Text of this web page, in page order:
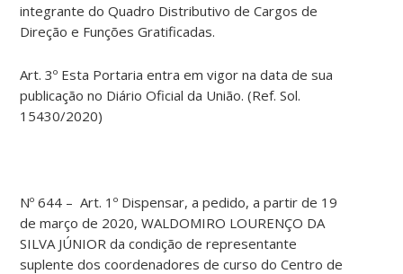
integrante do Quadro Distributivo de Cargos de
Direção e Funções Gratificadas.
Art. 3º Esta Portaria entra em vigor na data de sua
publicação no Diário Oficial da União. (Ref. Sol.
15430/2020)
Nº 644 – Art. 1º Dispensar, a pedido, a partir de 19
de março de 2020, WALDOMIRO LOURENÇO DA
SILVA JÚNIOR da condição de representante
suplente dos coordenadores de curso do Centro de